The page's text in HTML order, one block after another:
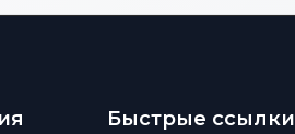
Быстрые ссылки